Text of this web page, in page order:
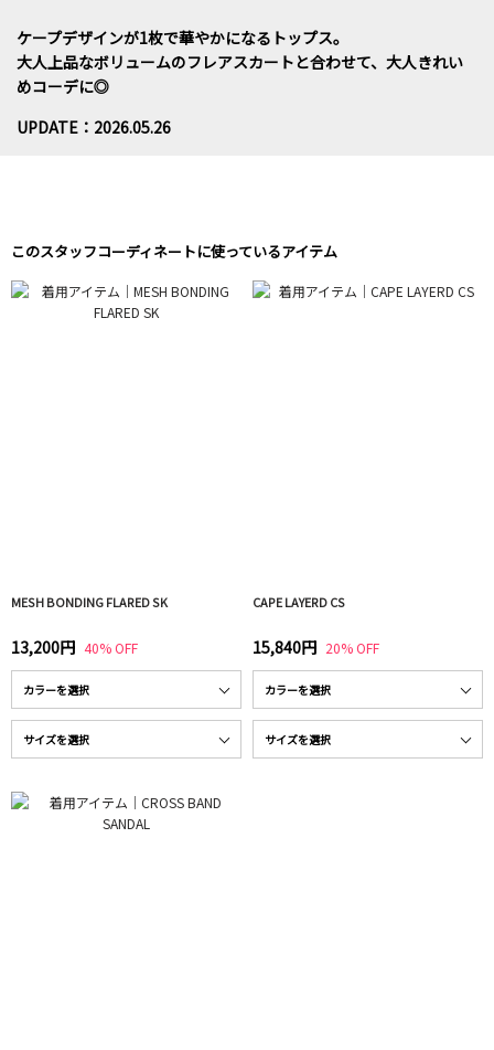
ケープデザインが1枚で華やかになるトップス。
大人上品なボリュームのフレアスカートと合わせて、大人きれい
めコーデに◎
UPDATE：2026.05.26
このスタッフコーディネートに使っているアイテム
MESH BONDING FLARED SK
13,200円 40% OFF
CAPE LAYERD CS
15,840円 20% OFF